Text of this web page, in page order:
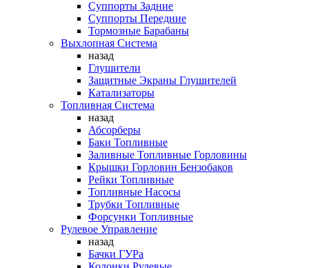
Суппорты Задние
Суппорты Передние
Тормозные Барабаны
Выхлопная Система
назад
Глушители
Защитные Экраны Глушителей
Катализаторы
Топливная Система
назад
Абсорберы
Баки Топливные
Заливные Топливные Горловины
Крышки Горловин Бензобаков
Рейки Топливные
Топливные Насосы
Трубки Топливные
Форсунки Топливные
Рулевое Управление
назад
Бачки ГУРа